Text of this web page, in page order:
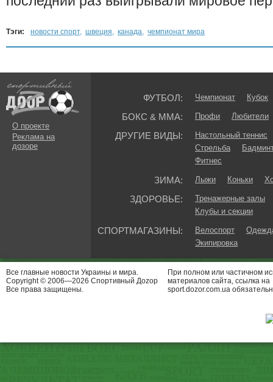
Тэги: новости спорт, швеция, канада, чемпионат мира
О проекте
Реклама на
дозоре
ФУТБОЛ: Чемпионат Кубок
БОКС & ММА: Профи Любители
ДРУГИЕ ВИДЫ:
Настольный теннис
Стрельба
Фитнес
ЗИМА: Лыжи Коньки
ЗДОРОВЬЕ:
Тренажерные залы
Клубы и секции
СПОРТМАГАЗИНЫ: Велоспорт
Экипировка
Все главные новости Украины и мира.
Copyright © 2006—2026 Спортивный Доzор
Все права защищены.
При полном или частичном
материалов сайта, ссылка на
sport.dozor.com.ua